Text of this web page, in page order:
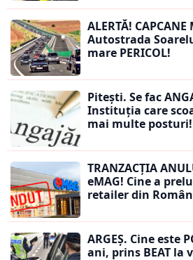
ALERTĂ! CAPCANE
Autostrada
mare PERICOL!
Pitești. Se fac
Instituția care
mai multe posturi!
TRANZACȚIA
eMAG! Cine a
retailer din
ARGEȘ. Cine este
ani, prins BEAT la